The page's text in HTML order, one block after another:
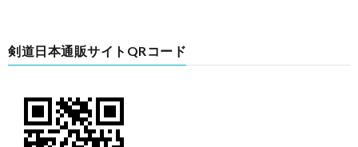
剣道日本通販サイトQRコード